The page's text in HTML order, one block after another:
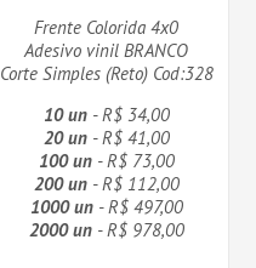
Frente Colorida 4x0
Adesivo vinil BRANCO
Corte Simples (Reto) Cod:328
10 un- R$ 34,00
20 un- R$ 41,00
100 un- R$ 73,00
200 un- R$ 112,00
1000 un- R$ 497,00
2000 un- R$ 978,00